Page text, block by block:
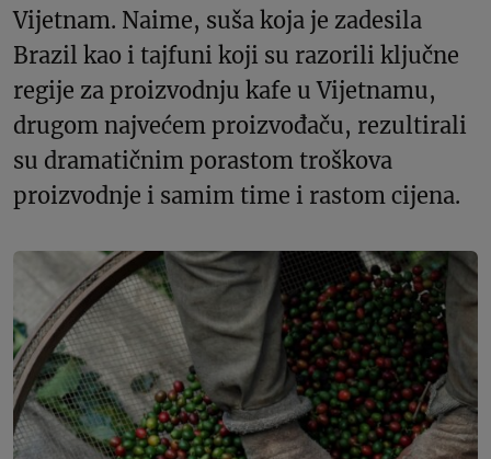
Vijetnam. Naime, suša koja je zadesila
Brazil kao i tajfuni koji su razorili ključne
regije za proizvodnju kafe u Vijetnamu,
drugom najvećem proizvođaču, rezultirali
su dramatičnim porastom troškova
proizvodnje i samim time i rastom cijena.